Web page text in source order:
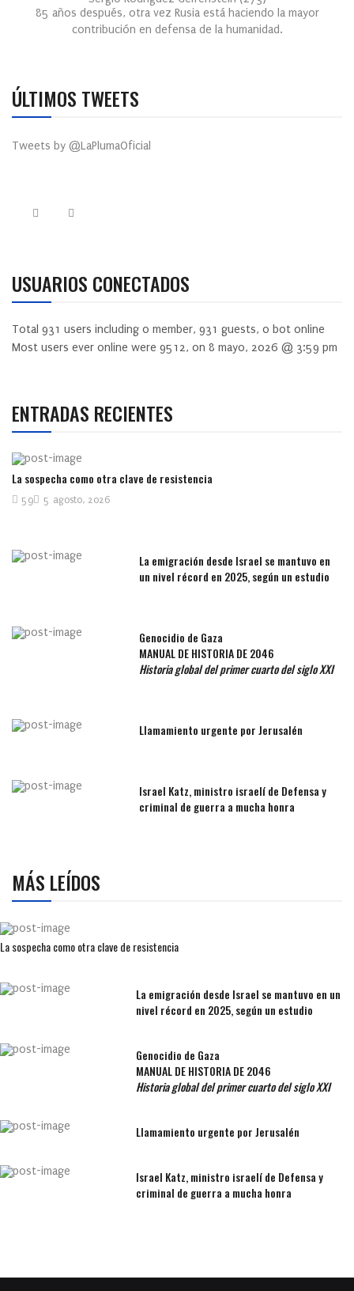
85 años después, otra vez Rusia está haciendo la mayor
contribución en defensa de la humanidad.
ÚLTIMOS TWEETS
Tweets by @LaPlumaOficial
USUARIOS CONECTADOS
Total 931 users including 0 member, 931 guests, 0 bot online
Most users ever online were 9512, on 8 mayo, 2026 @ 3:59 pm
ENTRADAS RECIENTES
La sospecha como otra clave de resistencia
5 agosto, 2026
59
La emigración desde Israel se mantuvo en
un nivel récord en 2025, según un estudio
Genocidio de Gaza
MANUAL DE HISTORIA DE 2046
Historia global del primer cuarto del siglo XXI
Llamamiento urgente por Jerusalén
Israel Katz, ministro israelí de Defensa y
criminal de guerra a mucha honra
MÁS LEÍDOS
La sospecha como otra clave de resistencia
La emigración desde Israel se mantuvo en un
nivel récord en 2025, según un estudio
Genocidio de Gaza
MANUAL DE HISTORIA DE 2046
Historia global del primer cuarto del siglo XXI
Llamamiento urgente por Jerusalén
Israel Katz, ministro israelí de Defensa y
criminal de guerra a mucha honra